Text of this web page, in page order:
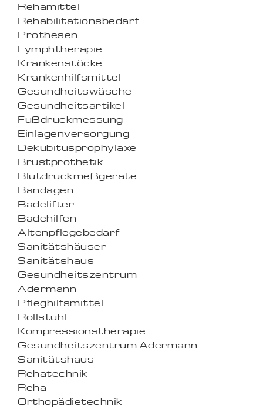
Rehamittel
Rehabilitationsbedarf
Prothesen
Lymphtherapie
Krankenstöcke
Krankenhilfsmittel
Gesundheitswäsche
Gesundheitsartikel
Fußdruckmessung
Einlagenversorgung
Dekubitusprophylaxe
Brustprothetik
Blutdruckmeßgeräte
Bandagen
Badelifter
Badehilfen
Altenpflegebedarf
Sanitätshäuser
Sanitätshaus
Gesundheitszentrum
Adermann
Pfleghilfsmittel
Rollstuhl
Kompressionstherapie
Gesundheitszentrum Adermann
Sanitätshaus
Rehatechnik
Reha
Orthopädietechnik